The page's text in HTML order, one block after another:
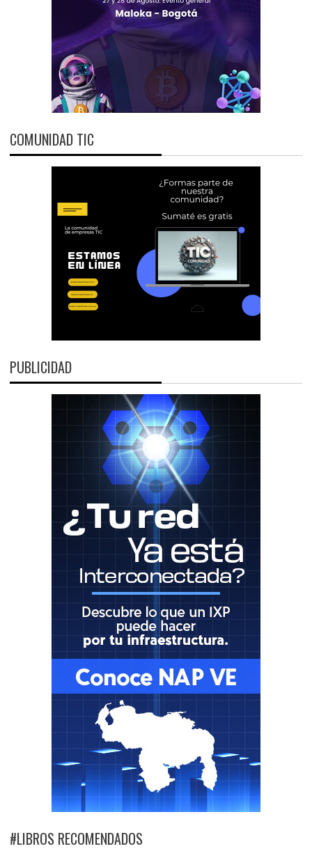
COMUNIDAD TIC
PUBLICIDAD
#LIBROS RECOMENDADOS